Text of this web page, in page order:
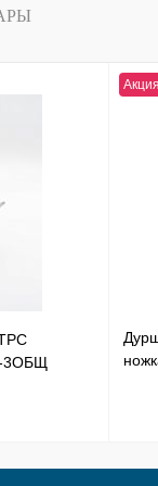
3ОБЩ
Акция